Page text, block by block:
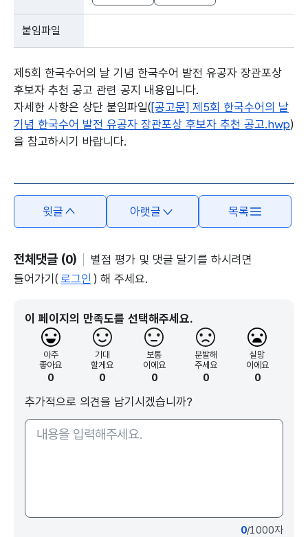
붙임파일
제5회 한국수어의 날 기념 한국수어 발전 유공자 장관포상
후보자 추천 공고 관련 공지 내용입니다.
자세한 사항은 상단 붙임파일([공고문] 제5회 한국수어의 날
기념 한국수어 발전 유공자 장관포상 후보자 추천 공고.hwp)
을 참고하시기 바랍니다.
윗글 아랫글 목록
전체댓글 (0)
별점 평가 및 댓글 달기를 하시려면
들어가기( 로그인 ) 해 주세요.
이 페이지의 만족도를 선택해주세요.
아주
좋아요
0
기대
할게요
0
보통
이에요
0
분발해
주세요
0
실망
이에요
0
추가적으로 의견을 남기시겠습니까?
0/1000자